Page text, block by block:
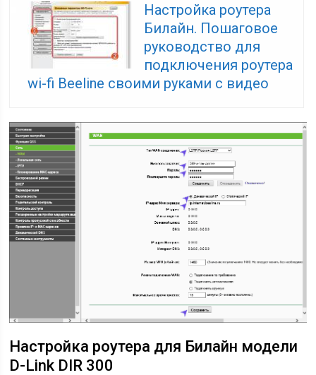
Настройка роутера
Билайн. Пошаговое
руководство для
подключения роутера
wi-fi Beeline своими руками с видео
Настройка роутера для Билайн модели
D-Link DIR 300